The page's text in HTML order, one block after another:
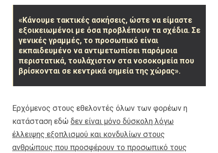
«Κάνουμε τακτικές ασκήσεις, ώστε να είμαστε
εξοικειωμένοι με όσα προβλέπουν τα σχέδια. Σε
γενικές γραμμές, το προσωπικό είναι
εκπαιδευμένο να αντιμετωπίσει παρόμοια
περιστατικά, τουλάχιστον στα νοσοκομεία που
βρίσκονται σε κεντρικά σημεία της χώρας».
Ερχόμενος στους εθελοντές όλων των φορέων η
κατάσταση εδώ δεν είναι μόνο δύσκολη λόγω
έλλειψης εξοπλισμού και κονδυλίων στους
ανθρώπους που προσφέρουν το προσωπικό τους